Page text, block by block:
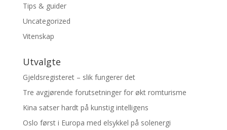
Tips & guider
Uncategorized
Vitenskap
Utvalgte
Gjeldsregisteret – slik fungerer det
Tre avgjørende forutsetninger for økt romturisme
Kina satser hardt på kunstig intelligens
Oslo først i Europa med elsykkel på solenergi